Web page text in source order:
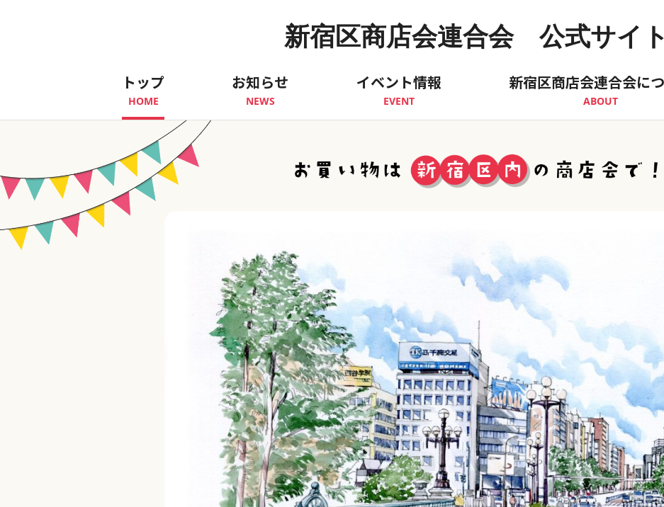
新宿区商店会連合会 公式サイト
トップ
HOME
お知らせ
NEWS
イベント情報
EVENT
新宿区商店会連合会に
ABOUT